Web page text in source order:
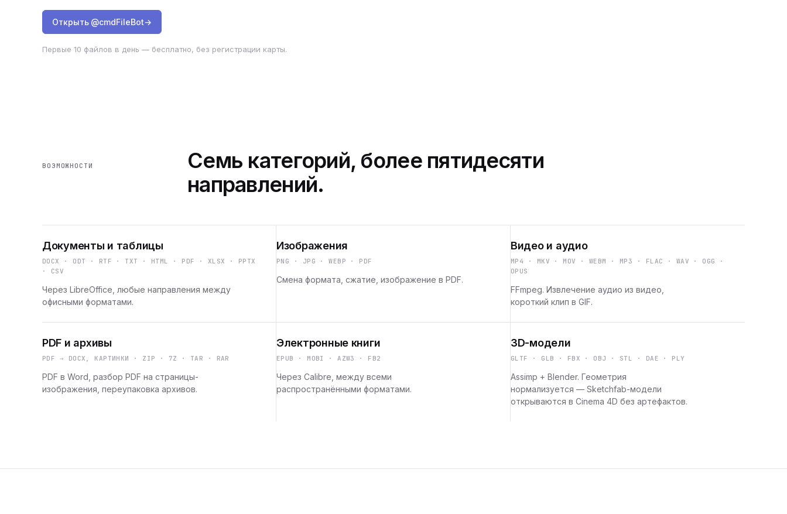
Открыть @cmdFileBot→
Первые 10 файлов в день — бесплатно, без регистрации карты.
ВОЗМОЖНОСТИ
Семь категорий, более пятидесяти
направлений.
Документы и таблицы
DOCX · ODT · RTF · TXT · HTML · PDF · XLSX · PPTX
· CSV
Через LibreOffice, любые направления между
офисными форматами.
Изображения
PNG · JPG · WEBP · PDF
Смена формата, сжатие, изображение в PDF.
Видео и аудио
MP4 · MKV · MOV · WEBM · MP3 · FLAC · WAV · OGG ·
OPUS
FFmpeg. Извлечение аудио из видео,
короткий клип в GIF.
PDF и архивы
PDF → DOCX, КАРТИНКИ · ZIP · 7Z · TAR · RAR
PDF в Word, разбор PDF на страницы-
изображения, переупаковка архивов.
Электронные книги
EPUB · MOBI · AZW3 · FB2
Через Calibre, между всеми
распространёнными форматами.
3D-модели
GLTF · GLB · FBX · OBJ · STL · DAE · PLY
Assimp + Blender. Геометрия
нормализуется — Sketchfab-модели
открываются в Cinema 4D без артефактов.